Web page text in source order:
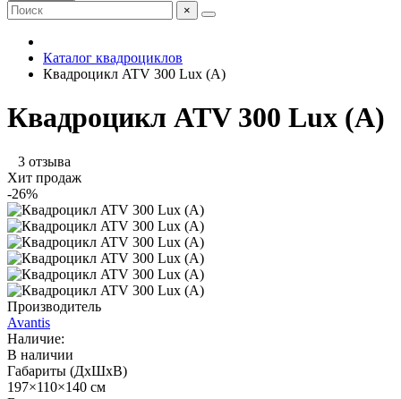
×
Каталог квадроциклов
Квадроцикл ATV 300 Lux (A)
Квадроцикл ATV 300 Lux (A)
3 отзыва
Хит продаж
-26%
Производитель
Avantis
Наличие:
В наличии
Габариты (ДхШхВ)
197×110×140 см